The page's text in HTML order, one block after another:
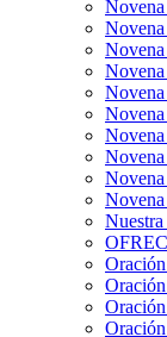
Novena
Novena
Novena